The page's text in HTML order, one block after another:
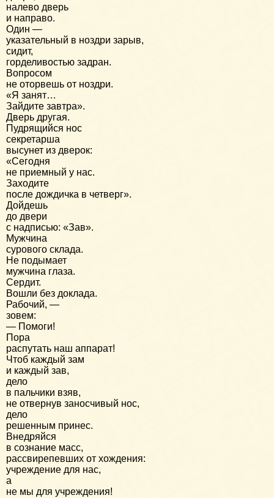
налево дверь
и направо.
Один —
указательный в ноздри зарыв,
сидит,
горделивостью задран.
Вопросом
не оторвешь от ноздри.
«Я занят…
Зайдите завтра».
Дверь другая.
Пудрящийся нос
секретарша
высунет из дверок:
«Сегодня
не приемный у нас.
Заходите
после дождичка в четверг».
Дойдешь
до двери
с надписью: «Зав».
Мужчина
сурового склада.
Не подымает
мужчина глаза.
Сердит.
Вошли без доклада.
Рабочий, —
зовем:
— Помоги!
Пора
распутать наш аппарат!
Чтоб каждый зам
и каждый зав,
дело
в пальчики взяв,
не отвернув заносчивый нос,
дело
решенным принес.
Внедряйся
в сознание масс,
рассвирепевших от хождения:
учреждение для нас,
а
не мы для учреждения!